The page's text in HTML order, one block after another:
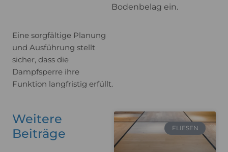
Bodenbelag ein.
Eine sorgfältige Planung
und Ausführung stellt
sicher, dass die
Dampfsperre ihre
Funktion langfristig erfüllt.
Weitere
Beiträge
FLIESEN